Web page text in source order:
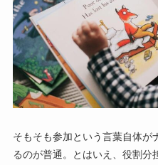
そもそも参加という言葉自体が
るのが普通。とはいえ、役割分